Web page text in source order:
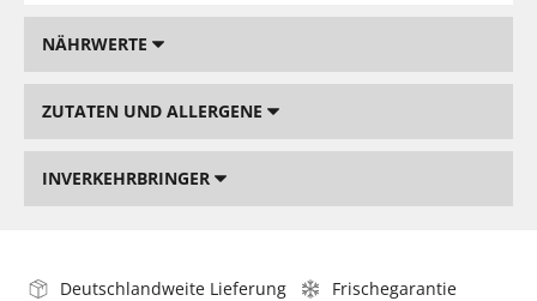
NÄHRWERTE
ZUTATEN UND ALLERGENE
INVERKEHRBRINGER
Deutschlandweite Lieferung
Frischegarantie